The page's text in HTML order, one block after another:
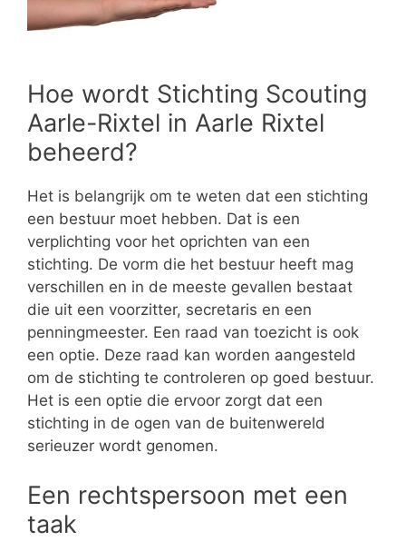
Hoe wordt Stichting Scouting
Aarle-Rixtel in Aarle Rixtel
beheerd?
Het is belangrijk om te weten dat een stichting
een bestuur moet hebben. Dat is een
verplichting voor het oprichten van een
stichting. De vorm die het bestuur heeft mag
verschillen en in de meeste gevallen bestaat
die uit een voorzitter, secretaris en een
penningmeester. Een raad van toezicht is ook
een optie. Deze raad kan worden aangesteld
om de stichting te controleren op goed bestuur.
Het is een optie die ervoor zorgt dat een
stichting in de ogen van de buitenwereld
serieuzer wordt genomen.
Een rechtspersoon met een
taak